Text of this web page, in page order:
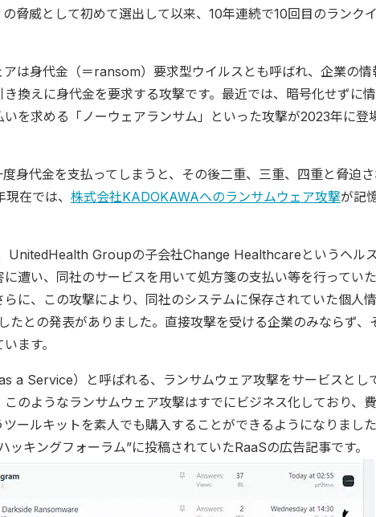
脅威として初めて選出して以来、10年連続で10回目のランク
は身代金（＝ransom）要求型ウイルスとも呼ばれ、企業の
換えに身代金を要求する攻撃です。最近では、暗号化せずに情
を求める「ノーウェアランサム」といった攻撃が2023年に登
身代金を支払ってしまうと、その後二重、三重、四重と脅迫
在では、 株式会社KADOKAWAへのランサムウェア攻撃が記
UnitedHealth Groupの子会社Change Healthcareというヘル
遭い、同社のサービスを用いて処方箋の支払い等を行ってい
に、この攻撃により、同社のシステムに保存されていた個人情
たとの発表がありました。直接攻撃を受ける企業のみならず、
ます。
a Service）と呼ばれる、ランサムウェア攻撃をサービスとし
のようなランサムウェア攻撃はすでにビジネス化しており、
ールキットを素人でも購入することができるようになりまし
ッキングフォーラム”に投稿されていたRaaSの広告記事です。